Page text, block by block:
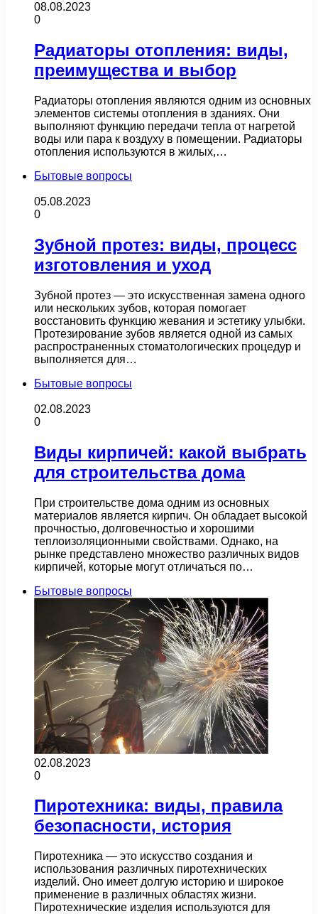
08.08.2023
0
Радиаторы отопления: виды,
преимущества и выбор
Радиаторы отопления являются одним из основных
элементов системы отопления в зданиях. Они
выполняют функцию передачи тепла от нагретой
воды или пара к воздуху в помещении. Радиаторы
отопления используются в жилых,…
Бытовые вопросы
05.08.2023
0
Зубной протез: виды, процесс
изготовления и уход
Зубной протез — это искусственная замена одного
или нескольких зубов, которая помогает
восстановить функцию жевания и эстетику улыбки.
Протезирование зубов является одной из самых
распространенных стоматологических процедур и
выполняется для…
Бытовые вопросы
02.08.2023
0
Виды кирпичей: какой выбрать
для строительства дома
При строительстве дома одним из основных
материалов является кирпич. Он обладает высокой
прочностью, долговечностью и хорошими
теплоизоляционными свойствами. Однако, на
рынке представлено множество различных видов
кирпичей, которые могут отличаться по…
Бытовые вопросы
02.08.2023
0
Пиротехника: виды, правила
безопасности, история
Пиротехника — это искусство создания и
использования различных пиротехнических
изделий. Оно имеет долгую историю и широкое
применение в различных областях жизни.
Пиротехнические изделия используются для